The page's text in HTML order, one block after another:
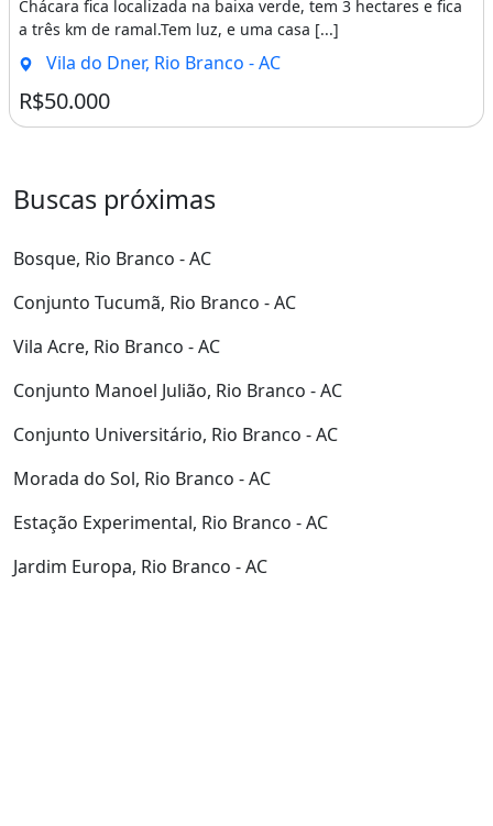
Chácara fica localizada na baixa verde, tem 3 hectares e fica
a três km de ramal.Tem luz, e uma casa [...]
Vila do Dner, Rio Branco - AC
R$50.000
Buscas próximas
Bosque, Rio Branco - AC
Conjunto Tucumã, Rio Branco - AC
Vila Acre, Rio Branco - AC
Conjunto Manoel Julião, Rio Branco - AC
Conjunto Universitário, Rio Branco - AC
Morada do Sol, Rio Branco - AC
Estação Experimental, Rio Branco - AC
Jardim Europa, Rio Branco - AC